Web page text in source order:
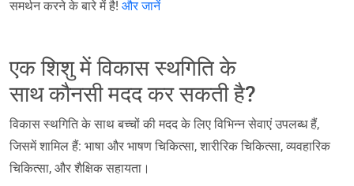
समर्थन करने के बारे में है! और जानें
एक शिशु में विकास स्थगिति के
साथ कौनसी मदद कर सकती है?
विकास स्थगिति के साथ बच्चों की मदद के लिए विभिन्न सेवाएं उपलब्ध हैं,
जिसमें शामिल हैं: भाषा और भाषण चिकित्सा, शारीरिक चिकित्सा, व्यवहारिक
चिकित्सा, और शैक्षिक सहायता।